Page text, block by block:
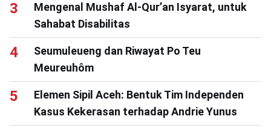
Mengenal Mushaf Al-Qur’an Isyarat, untuk
Sahabat Disabilitas
Seumuleueng dan Riwayat Po Teu
Meureuhôm
Elemen Sipil Aceh: Bentuk Tim Independen
Kasus Kekerasan terhadap Andrie Yunus